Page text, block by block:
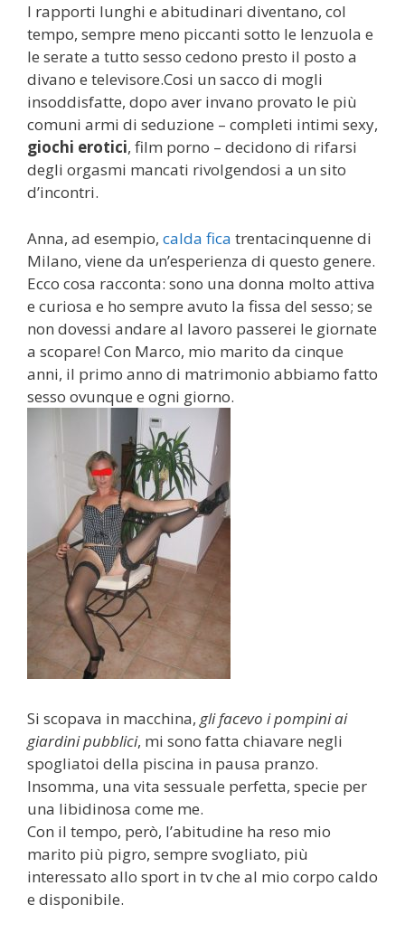
I rapporti lunghi e abitudinari diventano, col
tempo, sempre meno piccanti sotto le lenzuola e
le serate a tutto sesso cedono presto il posto a
divano e televisore.Cosi un sacco di mogli
insoddisfatte, dopo aver invano provato le più
comuni armi di seduzione – completi intimi sexy,
giochi erotici, film porno – decidono di rifarsi
degli orgasmi mancati rivolgendosi a un sito
d’incontri.
Anna, ad esempio, calda fica trentacinquenne di
Milano, viene da un’esperienza di questo genere.
Ecco cosa racconta: sono una donna molto attiva
e curiosa e ho sempre avuto la fissa del sesso; se
non dovessi andare al lavoro passerei le giornate
a scopare! Con Marco, mio marito da cinque
anni, il primo anno di matrimonio abbiamo fatto
sesso ovunque e ogni giorno.
Si scopava in macchina, gli facevo i pompini ai
giardini pubblici, mi sono fatta chiavare negli
spogliatoi della piscina in pausa pranzo.
Insomma, una vita sessuale perfetta, specie per
una libidinosa come me.
Con il tempo, però, l’abitudine ha reso mio
marito più pigro, sempre svogliato, più
interessato allo sport in tv che al mio corpo caldo
e disponibile.